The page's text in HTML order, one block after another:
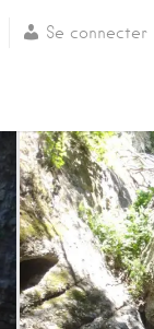
Se connecter